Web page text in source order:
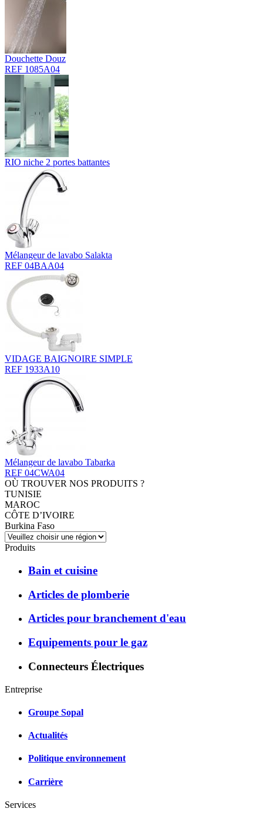
Douchette Douz
REF 1085A04
RIO niche 2 portes battantes
Mélangeur de lavabo Salakta
REF 04BAA04
VIDAGE BAIGNOIRE SIMPLE
REF 1933A10
Mélangeur de lavabo Tabarka
REF 04CWA04
OÙ TROUVER NOS PRODUITS ?
TUNISIE
MAROC
CÔTE D’IVOIRE
Burkina Faso
Produits
Bain et cuisine
Articles de plomberie
Articles pour branchement d'eau
Equipements pour le gaz
Connecteurs Électriques
Entreprise
Groupe Sopal
Actualités
Politique environnement
Carrière
Services